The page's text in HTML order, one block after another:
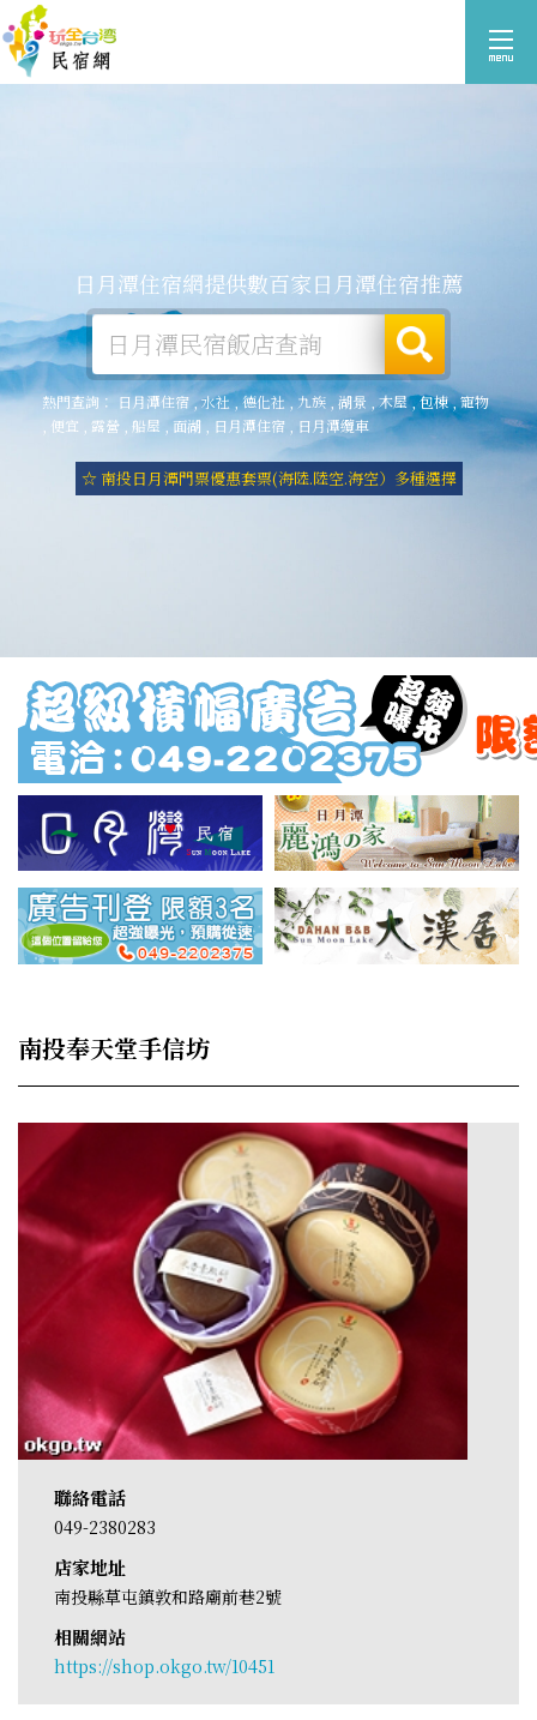
日月潭住宿網提供數百家日月潭住宿推薦
熱門查詢： 日月潭住宿 ,水社,德化社,九族,湖景 木屋,包棟,寵物
便宜 露營 船屋 面湖, 日月潭住宿 日月潭纜車
☆ 南投日月潭門票優惠套票(海陸.陸空.海空）多種選擇
南投奉天堂手信坊
聯絡電話
049-2380283
店家地址
南投縣草屯鎮敦和路廟前巷2號
相關網站
https://shop.okgo.tw/10451